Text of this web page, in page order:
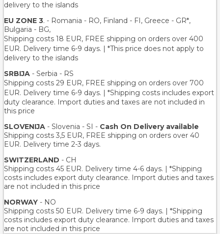
delivery to the islands
EU ZONE 3. - Romania - RO, Finland - FI, Greece - GR*,
Bulgaria - BG,
Shipping costs 18 EUR, FREE shipping on orders over 400
EUR. Delivery time 6-9 days. | *This price does not apply to
delivery to the islands
SRBIJA - Serbia - RS
Shipping costs 29 EUR, FREE shipping on orders over 700
EUR. Delivery time 6-9 days. | *Shipping costs includes export
duty clearance. Import duties and taxes are not included in
this price
SLOVENIJA - Slovenia - SI - Cash On Delivery available
Shipping costs 3,5 EUR, FREE shipping on orders over 40
EUR. Delivery time 2-3 days.
SWITZERLAND - CH
Shipping costs 45 EUR. Delivery time 4-6 days. | *Shipping
costs includes export duty clearance. Import duties and taxes
are not included in this price
NORWAY - NO
Shipping costs 50 EUR. Delivery time 6-9 days. | *Shipping
costs includes export duty clearance. Import duties and taxes
are not included in this price